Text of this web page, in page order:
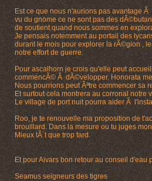
Est ce que nous n'aurions pas avantage
vu du gnome ce ne sont pas des
de soutient quand nous sommes en
Je pensais notemment au portail des
durant le mois pour explorer la rÃ©gion ,
notre effort de guerre.
Pour ascalhorn je crois qu'elle peut
commencÃ© Ã dÃ©velopper. Honorata
Nous pourrions peut Ãªtre commencer sa
Et surtout cela montrera au corronal notre
Le village de port nuit pourra aider Ã
Roo, je te renouvelle ma proposition de
brouillard. Dans la mesure ou tu juges
Mieux tÃ´t que trop tard.
Et pour Aivars bon retour au conseil d'eau
Seamus seigneurs des tigres